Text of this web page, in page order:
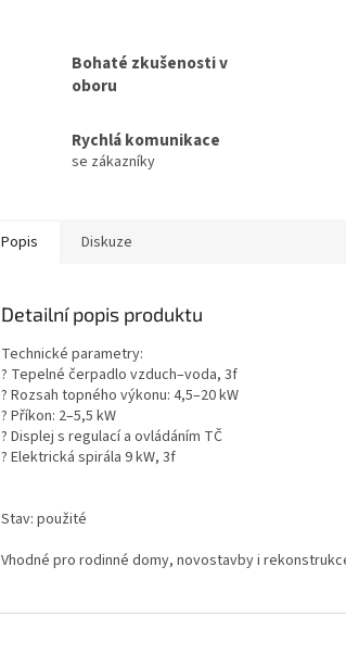
Bohaté zkušenosti v
oboru
Rychlá komunikace
se zákazníky
Popis Diskuze
Detailní popis produktu
Technické parametry:
? Tepelné čerpadlo vzduch–voda, 3f
? Rozsah topného výkonu: 4,5–20 kW
? Příkon: 2–5,5 kW
? Displej s regulací a ovládáním TČ
? Elektrická spirála 9 kW, 3f
Stav: použité
Vhodné pro rodinné domy, novostavby i